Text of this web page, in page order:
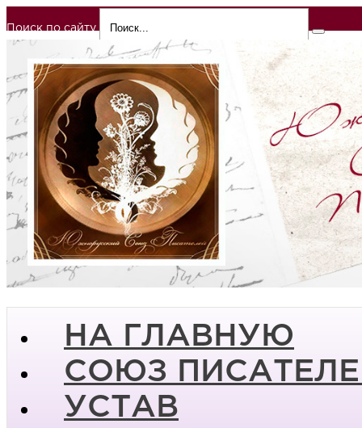
Поиск по сайту
НА ГЛАВНУЮ
СОЮЗ
УСТАВ